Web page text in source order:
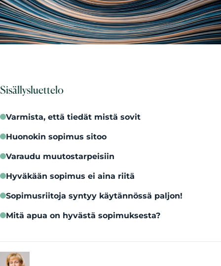
Sisällysluettelo
Varmista, että tiedät mistä sovit
Huonokin sopimus sitoo
Varaudu muutostarpeisiin
Hyväkään sopimus ei aina riitä
Sopimusriitoja syntyy käytännössä paljon!
Mitä apua on hyvästä sopimuksesta?